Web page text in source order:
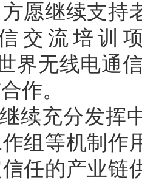
愿继续支持
交流培训
界无线电通
作。
继续充分发
组等机制作
任的产业链